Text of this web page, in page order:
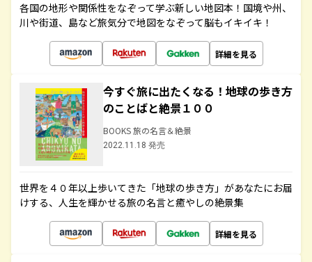
各国の地形や関係性をなぞって学ぶ新しい地図本！国境や州、
川や街道、島など旅気分で地図をなぞって脳もイキイキ！
詳細を見る
今すぐ旅に出たくなる！地球の歩き方
のことばと絶景１００
BOOKS 旅の名言＆絶景
2022.11.18 発売
世界を４０年以上歩いてきた「地球の歩き方」があなたにお届
けする、人生を輝かせる旅の名言と癒やしの絶景集
詳細を見る